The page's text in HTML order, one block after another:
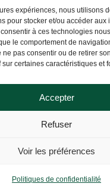
expériences, nous utilisons
pour stocker et/ou accéder aux
à ces technologies
le comportement de
ne pas consentir ou de retirer
certaines caractéristiques et
Accepter
Refuser
Voir les préférences
Politiques de confidentialité
Langlois,
J6S 4Y2
trouvez pas ce
cherchez ?
le prouvera !